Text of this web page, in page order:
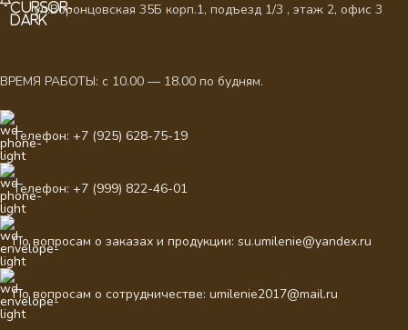
ул.Воронцовская 35Б корп.1, подъезд 1/3 , этаж 2, офис 3
ВРЕМЯ РАБОТЫ: с 10.00 — 18.00 по будням.
Телефон: +7 (925) 628-75-19
Телефон: +7 (999) 822-46-01
По вопросам о заказах и продукции: su.umilenie@yandex.ru
По вопросам о сотрудничестве: umilenie2017@mail.ru